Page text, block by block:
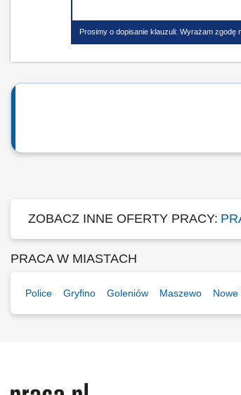
Prosimy o dopisanie klauzuli: Wyrażam
ZOBACZ INNE OFERTY PRACY:
PRACA W MIASTACH
Police Gryfino Goleniów Maszewo Nowe